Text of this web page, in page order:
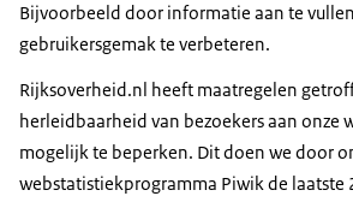
Bijvoorbeeld door informatie aan te
gebruikersgemak te verbeteren.
Rijksoverheid.nl heeft maatregelen
herleidbaarheid van bezoekers aan onze
mogelijk te beperken. Dit doen we door
webstatistiekprogramma Piwik de laatste